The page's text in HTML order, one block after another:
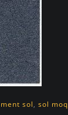
sol, sol